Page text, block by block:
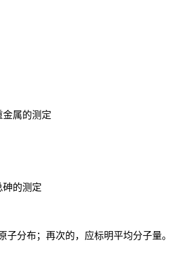
属的测定
的测定
分布；再次的，应标明平均分子量。